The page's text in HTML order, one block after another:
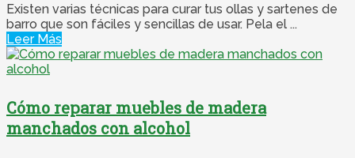
Existen varias técnicas para curar tus ollas y sartenes de
barro que son fáciles y sencillas de usar. Pela el ...
Leer Más
Cómo reparar muebles de madera
manchados con alcohol